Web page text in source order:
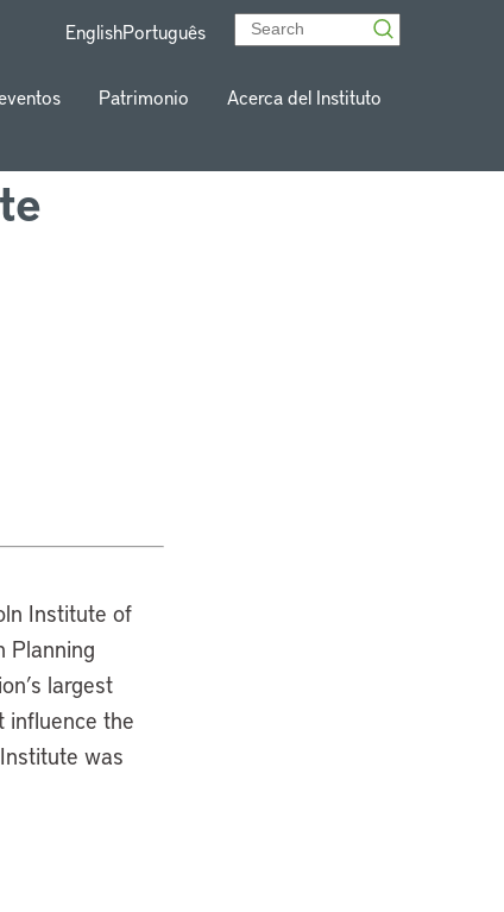
EnglishPortuguês
Patrimonio Acerca del Instituto
Institute of
Planning
largest
influence the
was